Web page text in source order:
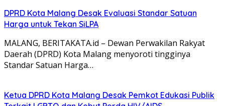
DPRD Kota Malang Desak Evaluasi Standar Satuan
Harga untuk Tekan SiLPA
MALANG, BERITAKATA.id – Dewan Perwakilan Rakyat
Daerah (DPRD) Kota Malang menyoroti tingginya
Standar Satuan Harga…
Ketua DPRD Kota Malang Desak Pemkot Edukasi Publik